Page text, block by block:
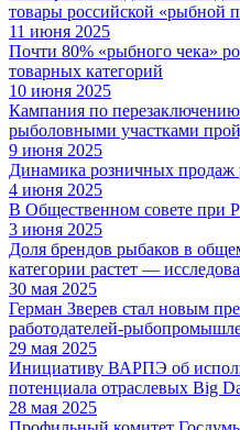
товары российской «рыбной
11 июня 2025
Почти 80% «рыбного чека»
товарных категорий
10 июня 2025
Кампания по
рыболовными участками
9 июня 2025
Динамика розничных продаж
4 июня 2025
В Общественном совете при
3 июня 2025
Доля брендов рыбаков в
категории растет —
30 мая 2025
Герман Зверев стал новым
работодателей-
29 мая 2025
Инициативу ВАРПЭ об
потенциала отраслевых Big
28 мая 2025